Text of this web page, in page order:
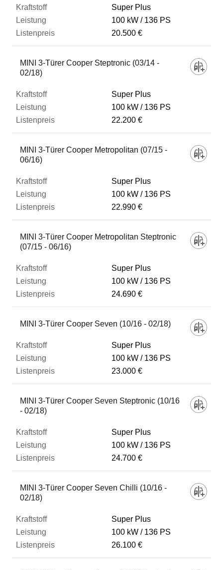
Super Plus
100 kW
136 PS
20.500 €
MINI 3-Türer Cooper Steptronic (03/14 -
02/18)
Super Plus
100 kW
136 PS
22.200 €
MINI 3-Türer Cooper Metropolitan (07/15 -
06/16)
Super Plus
100 kW
136 PS
22.990 €
MINI 3-Türer Cooper Metropolitan Steptronic
(07/15 - 06/16)
Super Plus
100 kW
136 PS
24.690 €
MINI 3-Türer Cooper Seven (10/16 - 02/18)
Super Plus
100 kW
136 PS
23.000 €
MINI 3-Türer Cooper Seven Steptronic (10/16
- 02/18)
Super Plus
100 kW
136 PS
24.700 €
MINI 3-Türer Cooper Seven Chilli (10/16 -
02/18)
Super Plus
100 kW
136 PS
26.100 €